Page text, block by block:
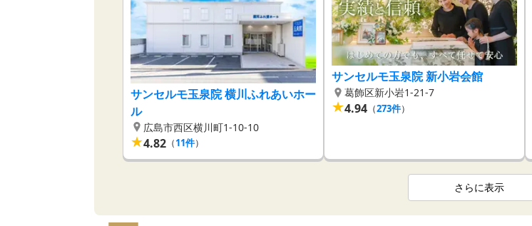
サンセルモ玉泉院 横川ふれあいホー
ル
広島市西区横川町1-10-10
★4.82 （11件）
サンセルモ玉泉院 新小岩会館
葛飾区新小岩1-21-7
★4.94 （273件）
さらに表示